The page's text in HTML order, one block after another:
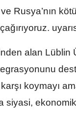
ve Rusya’nın
alan Lüblin
koymayı
siyasi,